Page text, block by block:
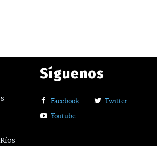
Síguenos
Facebook
Twitter
Youtube